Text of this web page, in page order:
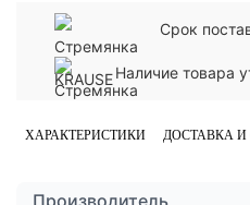
Срок
Наличие товара
ХАРАКТЕРИСТИКИ ДОСТАВКА И
Производитель